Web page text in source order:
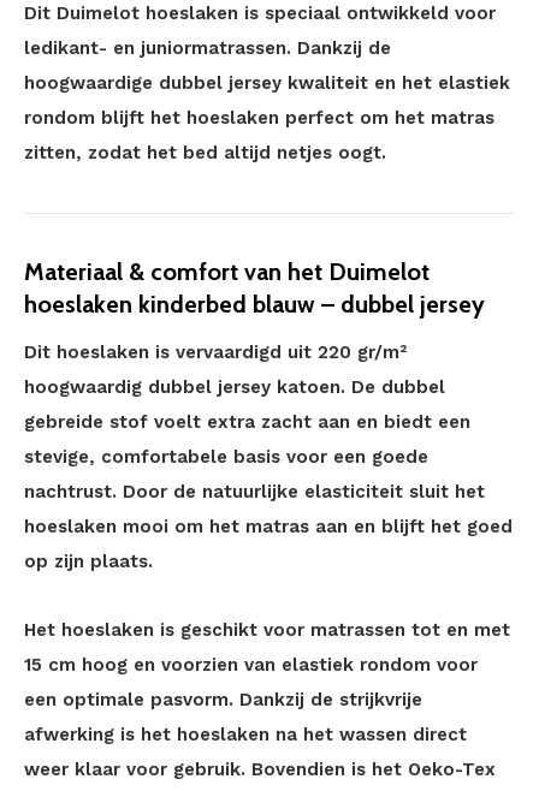
Dit Duimelot hoeslaken is speciaal ontwikkeld voor
ledikant- en juniormatrassen. Dankzij de
hoogwaardige dubbel jersey kwaliteit en het elastiek
rondom blijft het hoeslaken perfect om het matras
zitten, zodat het bed altijd netjes oogt.
Materiaal & comfort van het Duimelot
hoeslaken kinderbed blauw – dubbel jersey
Dit hoeslaken is vervaardigd uit 220 gr/m²
hoogwaardig dubbel jersey katoen. De dubbel
gebreide stof voelt extra zacht aan en biedt een
stevige, comfortabele basis voor een goede
nachtrust. Door de natuurlijke elasticiteit sluit het
hoeslaken mooi om het matras aan en blijft het goed
op zijn plaats.
Het hoeslaken is geschikt voor matrassen tot en met
15 cm hoog en voorzien van elastiek rondom voor
een optimale pasvorm. Dankzij de strijkvrije
afwerking is het hoeslaken na het wassen direct
weer klaar voor gebruik. Bovendien is het Oeko-Tex